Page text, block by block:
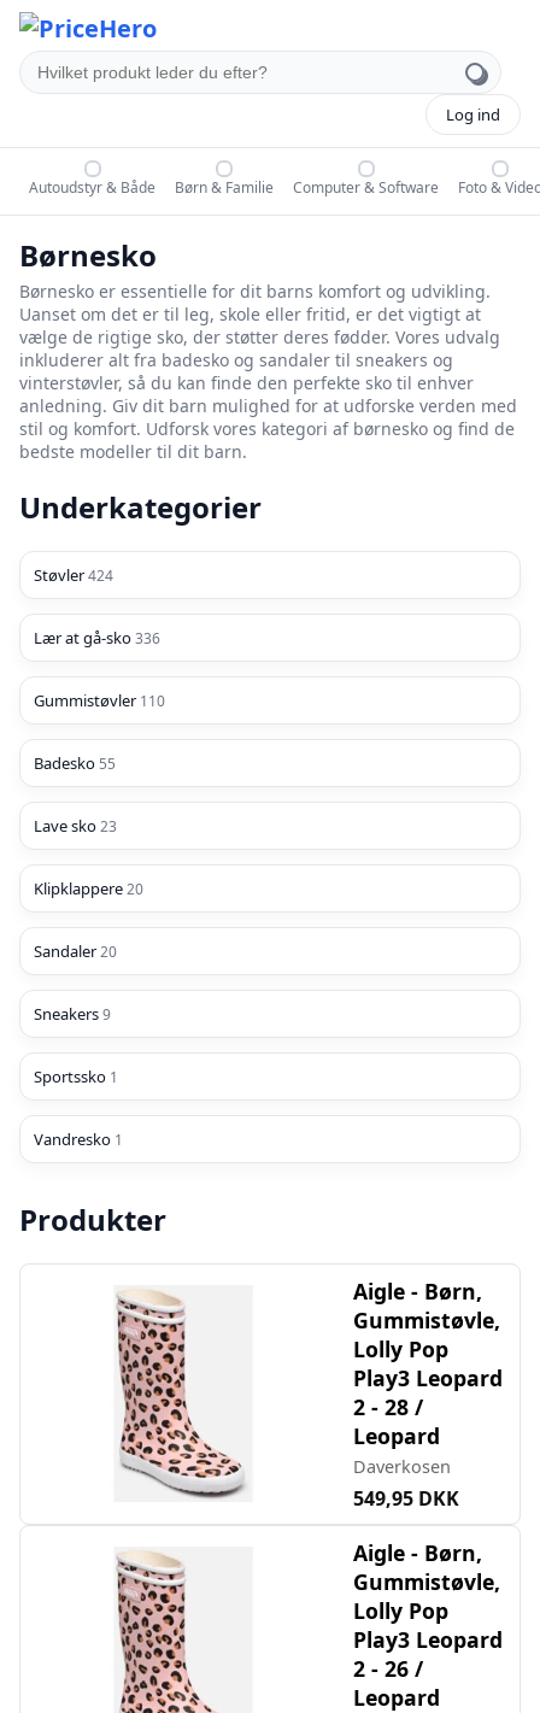
Log ind
Autoudstyr & Både Børn & Familie Computer & Software Foto &
Børnesko
Børnesko er essentielle for dit barns komfort og udvikling.
Uanset om det er til leg, skole eller fritid, er det vigtigt at
vælge de rigtige sko, der støtter deres fødder. Vores udvalg
inkluderer alt fra badesko og sandaler til sneakers og
vinterstøvler, så du kan finde den perfekte sko til enhver
anledning. Giv dit barn mulighed for at udforske verden med
stil og komfort. Udforsk vores kategori af børnesko og find de
bedste modeller til dit barn.
Underkategorier
Støvler424
Lær at gå-sko336
Gummistøvler110
Badesko 55
Lave sko23
Klipklappere20
Sandaler20
Sneakers9
Sportssko 1
Vandresko 1
Produkter
Aigle - Børn,
Gummistøvle,
Lolly Pop
Play3 Leopard
2 - 28 /
Leopard
Daverkosen
549,95 DKK
Aigle - Børn,
Gummistøvle,
Lolly Pop
Play3 Leopard
2 - 26 /
Leopard